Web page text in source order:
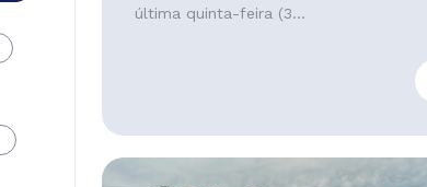
última quinta-feira (3...